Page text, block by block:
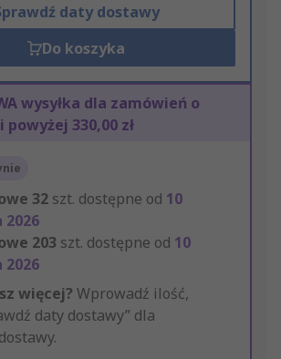
daty dostawy
Do koszyka
wysyłka dla zamówień o
330,00 zł
32 szt. dostępne od 10
203 szt. dostępne od 10
więcej? Wprowadź ilość,
daty dostawy” dla